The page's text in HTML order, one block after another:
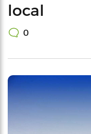
local
0